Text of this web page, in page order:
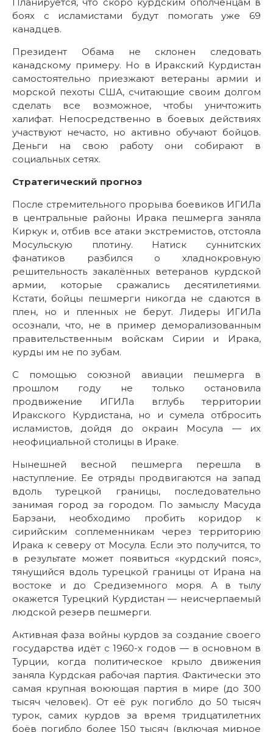
боях с исламистами будут помогать уже 69
канадцев.
Президент Обама не склонен следовать
канадскому примеру. Но в Иракский Курдистан
самостоятельно приезжают ветераны армии и
морской пехоты США, считающие своим долгом
сделать все возможное, чтобы уничтожить
халифат. Непосредственно в боевых действиях
участвуют нечасто, но активно обучают бойцов.
Деньги на свою работу они собирают в
социальных сетях.
Стратегический прогноз
После стремительного прорыва боевиков ИГИЛа
в центральные районы Ирака пешмерга заняла
Киркук и, отбив все атаки экстремистов, отстояла
Мосульскую плотину. Натиск суннитских
фанатиков разбился о хладнокровную
решительность закалённых ветеранов курдской
армии, которые сражались десятилетиями.
Кстати, бойцы пешмерги никогда не сдаются в
плен, но и пленных не берут. Лидеры ИГИЛа
осознали, что, не в пример деморализованным
правительственным войскам Сирии и Ирака,
курды им не по зубам.
С помощью союзной авиации пешмерга в
прошлом году не только остановила
продвижение ИГИЛа вглубь территории
Иракского Курдистана, но и сумела отбросить
исламистов, дойдя до окраин Мосула — их
неофициальной столицы в Ираке.
Нынешней весной пешмерга перешла в
наступление. Ее отряды продвигаются на запад
вдоль турецкой границы, последовательно
занимая город за городом. По замыслу Масуда
Барзани, необходимо пробить коридор к
сирийским соплеменникам через территорию
Ирака к северу от Мосула. Если это получится, то
в результате может появиться «курдский пояс»,
тянущийся вдоль турецкой границы от Ирана на
востоке и до Средиземного моря. А в тылу
окажется Турецкий Курдистан — неисчерпаемый
людской резерв пешмерги.
Активная фаза войны курдов за создание своего
государства идёт с 1960-х годов — в основном в
Турции, когда политическое крыло движения
заняла Курдская рабочая партия. Фактически это
самая крупная воюющая партия в мире (до 300
тысяч человек). От её рук погибло до 50 тысяч
турок, самих курдов за время тридцатилетних
боёв погибло более 150 тысяч (включая мирное